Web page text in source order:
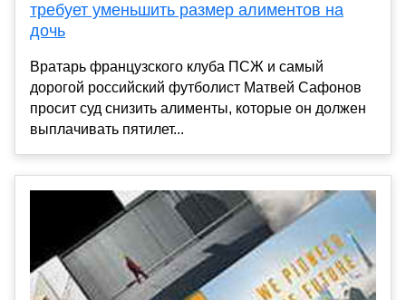
требует уменьшить размер алиментов на
дочь
Вратарь французского клуба ПСЖ и самый
дорогой российский футболист Матвей Сафонов
просит суд снизить алименты, которые он должен
выплачивать пятилет...